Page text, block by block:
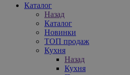
Каталог
Назад
Каталог
Новинки
ТОП продаж
Кухня
Назад
Кухня